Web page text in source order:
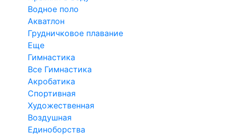
Водное поло
Акватлон
Грудничковое плавание
Еще
Гимнастика
Все Гимнастика
Акробатика
Спортивная
Художественная
Воздушная
Единоборства